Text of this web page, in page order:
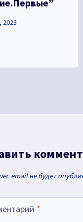
2023
email не будет
*